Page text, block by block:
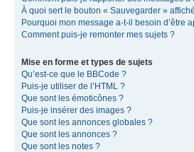
À quoi sert le bouton « Sauvegarder »
Pourquoi mon message a-t-il besoin d’être
Comment puis-je remonter mes sujets ?
Mise en forme et types de sujets
Qu’est-ce que le BBCode ?
Puis-je utiliser de l’HTML ?
Que sont les émoticônes ?
Puis-je insérer des images ?
Que sont les annonces globales ?
Que sont les annonces ?
Que sont les notes ?